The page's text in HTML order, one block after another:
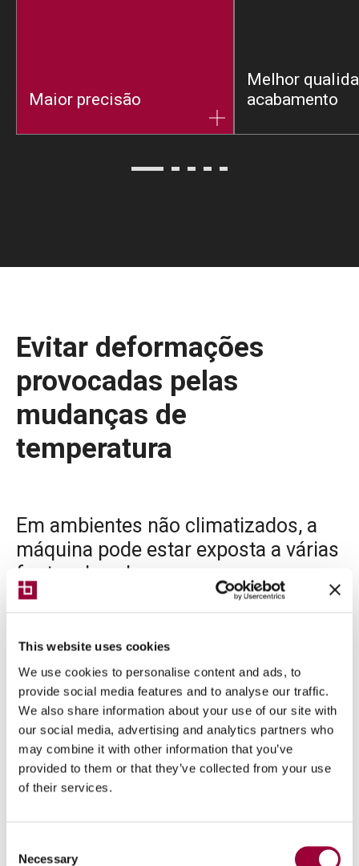
This website uses cookies
We use cookies to personalise content and ads, to
provide social media features and to analyse our traffic.
We also share information about your use of our site with
our social media, advertising and analytics partners who
may combine it with other information that you’ve
provided to them or that they’ve collected from your use
of their services.
Selection
Necessary
Maior precisão
Melhor
acabamento
Evitar deformações
provocadas pelas
mudanças de
temperatura
Em ambientes não climatizados, a
máquina pode estar exposta a várias
fontes de calor
máquina, criando tensões na própria estrutura e as
consequentes deformações geométricas.
O sistema Thermal Shield tem como função proteger as
estruturas de mudanças de temperatura repentinas. Isto é
possível graças a duas tecnologias:
O isolamento da estrutura assegurado pelos painéis
permite que a mudança da temperatura das peças
estruturas individuais permite criar uma temperatura